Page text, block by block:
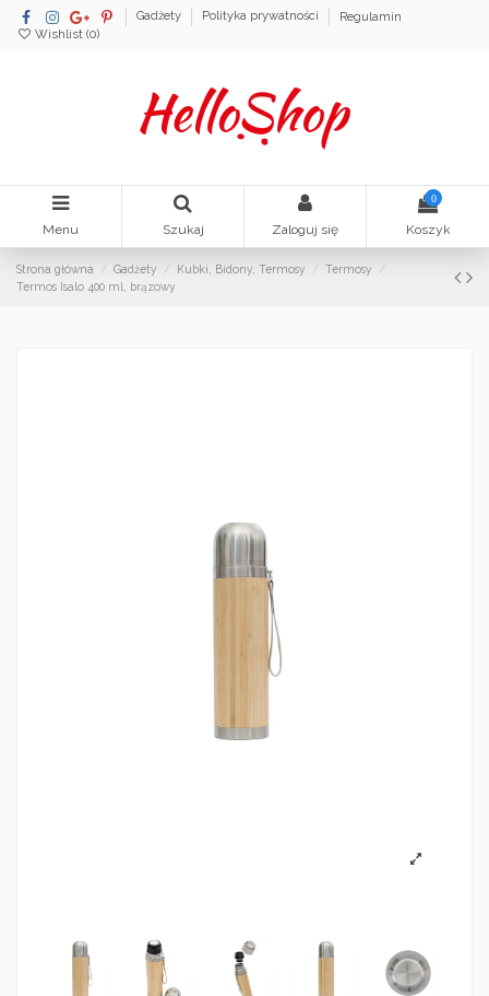
Gadżety Polityka prywatności
Regulamin
Wishlist (0)
Menu Szukaj Zaloguj się
0
Koszyk
Strona główna Gadżety Kubki, Bidony, Termosy
Termosy
Termos Isalo 400 ml, brązowy